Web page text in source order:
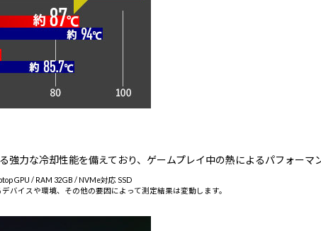
力な冷却性能を備えており、ゲームプレイ中の熱によるパフォーマ
GPU / RAM 32GB / NVMe対応 SSD
イスや環境、その他の要因によって測定結果は変動します。